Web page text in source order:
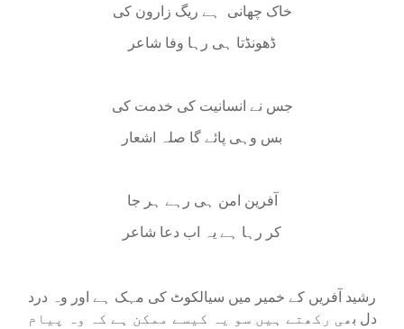
خاک چھانی
ہے ریگ زارون کی
ڈھونڈتا ہی رہا وفا شاعر
جس نے انسانیت کی خدمت کی
بس وہی پائے گا صلہ اشعار
آفرین امن ہی رہے ہر جا
کر رہا ہے یہ اب دعا شاعر
رشید آفریں کے خمیر میں سیالکوٹ کی مہک ہے اور وہ درد
دل بھی رکھتے ہیں سو یہ کیسے ممکن ہے کہ وہ پیام